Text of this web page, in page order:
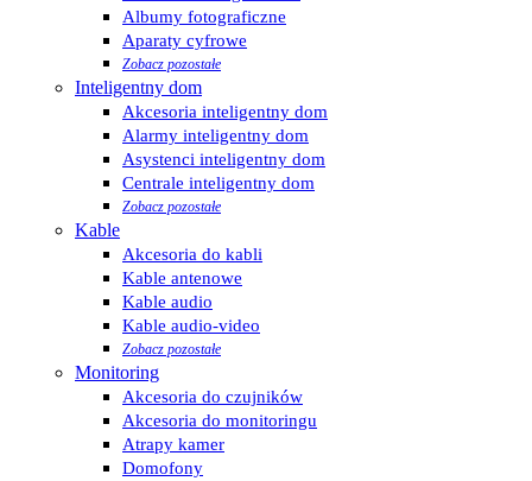
Albumy fotograficzne
Aparaty cyfrowe
Zobacz pozostałe
Inteligentny dom
Akcesoria inteligentny dom
Alarmy inteligentny dom
Asystenci inteligentny dom
Centrale inteligentny dom
Zobacz pozostałe
Kable
Akcesoria do kabli
Kable antenowe
Kable audio
Kable audio-video
Zobacz pozostałe
Monitoring
Akcesoria do czujników
Akcesoria do monitoringu
Atrapy kamer
Domofony